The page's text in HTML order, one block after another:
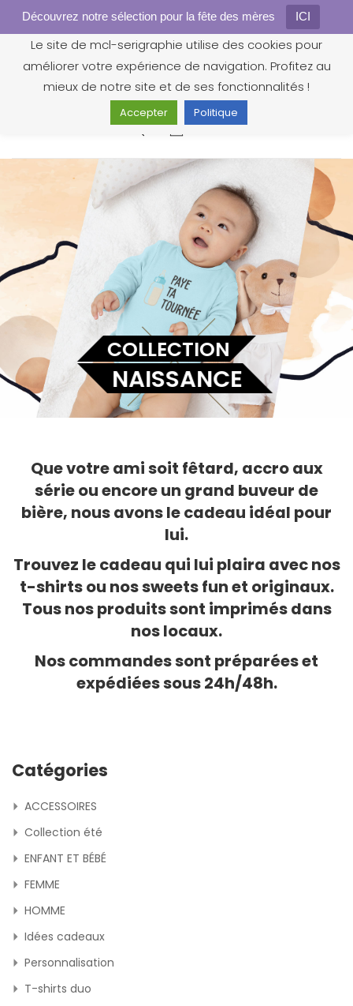
Découvrez notre sélection pour la fête des mères ICI
0
COLLECTION
NAISSANCE
Que votre ami soit fêtard, accro aux
série ou encore un grand buveur de
bière, nous avons le cadeau idéal pour
lui.
Trouvez le cadeau qui lui plaira avec nos
t-shirts ou nos sweets fun et originaux.
Tous nos produits sont imprimés dans
nos locaux.
Nos commandes sont préparées et
expédiées sous 24h/48h.
Catégories
ACCESSOIRES
Collection été
ENFANT ET BÉBÉ
FEMME
HOMME
Idées cadeaux
Personnalisation
T-shirts duo
Gestion des cookies
Le site de mcl-serigraphie utilise des cookies pour
améliorer votre expérience de navigation. Profitez au
mieux de notre site et de ses fonctionnalités !
Accepter Politique